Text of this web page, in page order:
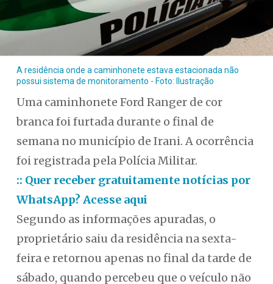
A residência onde a caminhonete estava estacionada não
possui sistema de monitoramento - Foto: Ilustração
Uma caminhonete Ford Ranger de cor
branca foi furtada durante o final de
semana no município de Irani. A ocorrência
foi registrada pela Polícia Militar.
:: Quer receber gratuitamente notícias por
WhatsApp? Acesse aqui
Segundo as informações apuradas, o
proprietário saiu da residência na sexta-
feira e retornou apenas no final da tarde de
sábado, quando percebeu que o veículo não